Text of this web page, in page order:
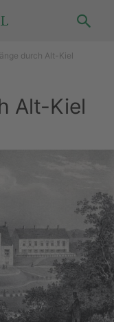
durch Alt-Kiel
Alt-Kiel